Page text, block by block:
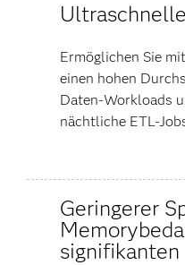
Ermöglichen Sie
einen hohen
Daten-Workloads
nächtliche ETL-
Geringerer